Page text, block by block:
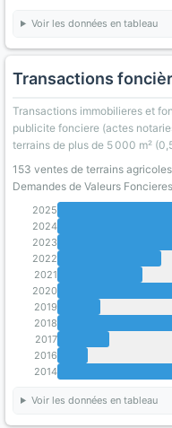
Voir les données en tableau
Transactions
Transactions immobilieres et
publicite fonciere (actes
terrains de plus de 5 000 m²
153 ventes de terrains
Demandes de Valeurs
2025
2024
2023
2022
2021
2020
2019
2018
2017
2016
2014
Voir les données en tableau